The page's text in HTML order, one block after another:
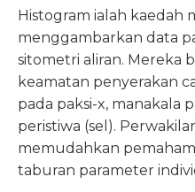
Histogram ialah
menggambarkan data
sitometri aliran. Mereka
keamatan penyerakan
pada paksi-x, manakala
peristiwa (sel).
memudahkan
taburan parameter